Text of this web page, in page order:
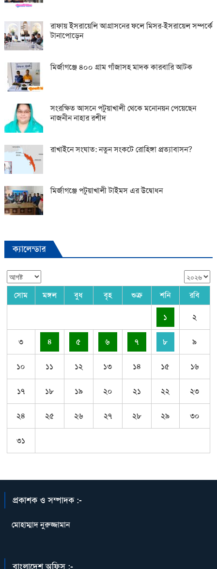
রাফায় ইসরায়েলি আগ্রাসনের ফলে মিসর-ইসরায়েল সম্পর্কে
টানাপোড়েন
মির্জাগঞ্জে ৪০০ গ্রাম গাঁজাসহ মাদক কারবারি আটক
সংরক্ষিত আসনে পটুয়াখালী থেকে মনোনয়ন পেয়েছেন
নাজনীন নাহার রশীদ
রাখাইনে সংঘাত: নতুন সংকটে রোহিঙ্গা প্রত্যাবাসন?
মির্জাগঞ্জে পটুয়াখালী টাইমস এর উদ্বোধন
ক্যালেন্ডার
সোম মঙ্গল বুধ বৃহ শুক্র শনি রবি
১ ২
৩ ৪ ৫ ৬ ৭ ৮ ৯
১০ ১১ ১২ ১৩ ১৪ ১৫ ১৬
১৭ ১৮ ১৯ ২০ ২১ ২২ ২৩
২৪ ২৫ ২৬ ২৭ ২৮ ২৯ ৩০
৩১
প্রকাশক ও সম্পাদক :-
মোহাম্মাদ নুরুজ্জামান
বাংলাদেশ অফিস :-